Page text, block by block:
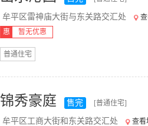
牟平区雷神庙大街与东关路交汇处
惠
暂无优惠
普通住宅
锦秀豪庭 售完 [普通住宅]
牟平区工商大街和东关路交汇处
查看